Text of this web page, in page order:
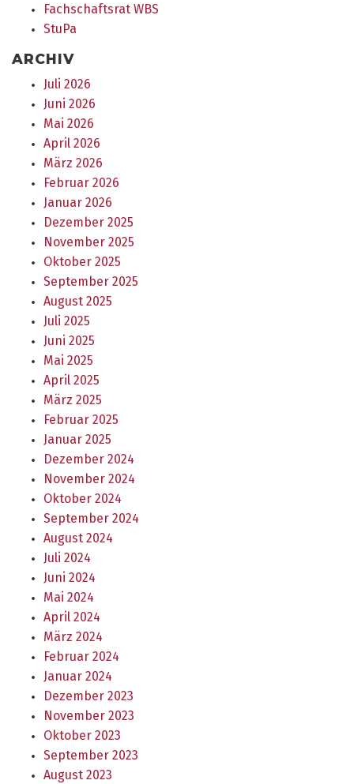
Fachschaftsrat WBS
StuPa
ARCHIV
Juli 2026
Juni 2026
Mai 2026
April 2026
März 2026
Februar 2026
Januar 2026
Dezember 2025
November 2025
Oktober 2025
September 2025
August 2025
Juli 2025
Juni 2025
Mai 2025
April 2025
März 2025
Februar 2025
Januar 2025
Dezember 2024
November 2024
Oktober 2024
September 2024
August 2024
Juli 2024
Juni 2024
Mai 2024
April 2024
März 2024
Februar 2024
Januar 2024
Dezember 2023
November 2023
Oktober 2023
September 2023
August 2023